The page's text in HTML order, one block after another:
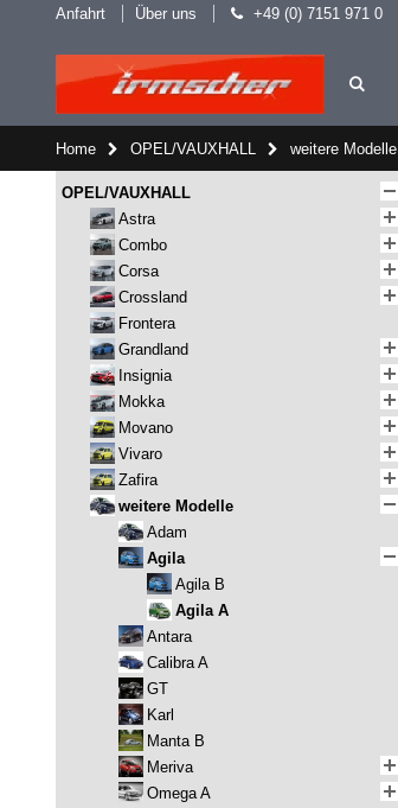
Anfahrt Über uns +49 (0) 7151 971 0
Home OPEL/VAUXHALL weitere Modelle
OPEL/VAUXHALL
Astra
Combo
Corsa
Crossland
Frontera
Grandland
Insignia
Mokka
Movano
Vivaro
Zafira
weitere Modelle
Adam
Agila
Agila B
Agila A
Antara
Calibra A
GT
Karl
Manta B
Meriva
Omega A